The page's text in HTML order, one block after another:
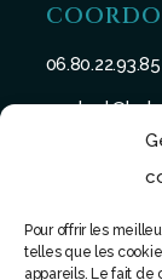
Pour offrir les
telles que les
appareils. Le fait de
06.80.22.93.85
SUIVEZ-